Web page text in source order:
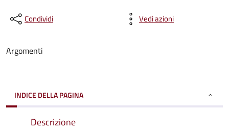
Condividi Vedi azioni
Argomenti
INDICE DELLA PAGINA
Descrizione